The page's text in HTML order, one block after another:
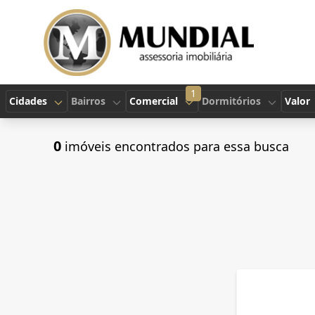
Cidades Bairros
1
Comercial Dormitórios Valor
0 imóveis encontrados para essa busca